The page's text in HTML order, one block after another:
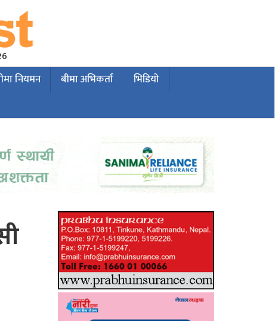
नियमन बीमा अभिकर्ता
भिडियो